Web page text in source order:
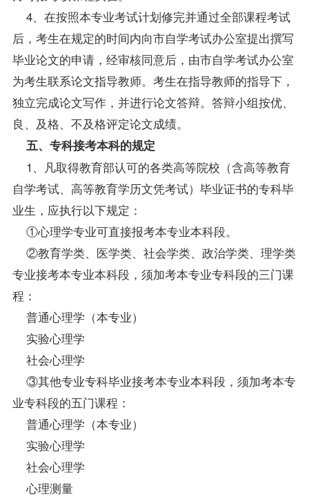
4、在按照本专业考试计划修完并通过全部课程考试
后，考生在规定的时间内向市自学考试办公室提出撰写
毕业论文的申请，经审核同意后，由市自学考试办公室
为考生联系论文指导教师。考生在指导教师的指导下，
独立完成论文写作，并进行论文答辩。答辩小组按优、
良、及格、不及格评定论文成绩。
五、专科接考本科的规定
1、凡取得教育部认可的各类高等院校（含高等教育
自学考试、高等教育学历文凭考试）毕业证书的专科毕
业生，应执行以下规定：
①心理学专业可直接报考本专业本科段。
②教育学类、医学类、社会学类、政治学类、理学类
专业接考本专业本科段，须加考本专业专科段的三门课
程：
普通心理学（本专业）
实验心理学
社会心理学
③其他专业专科毕业接考本专业本科段，须加考本专
业专科段的五门课程：
普通心理学（本专业）
实验心理学
社会心理学
心理测量